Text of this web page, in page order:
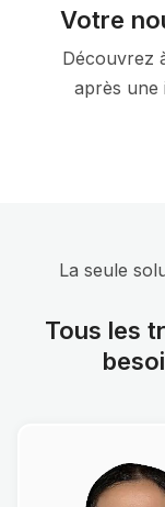
Votre
Découvrez
après une
La seule
Tous les